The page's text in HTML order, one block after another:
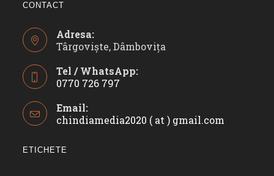
CONTACT
Adresa:
Târgoviște, Dâmbovița
Tel / WhatsApp:
0770 726 797
in
your
Email:
chindiamedia2020 ( at ) gmail.com
ETICHETE